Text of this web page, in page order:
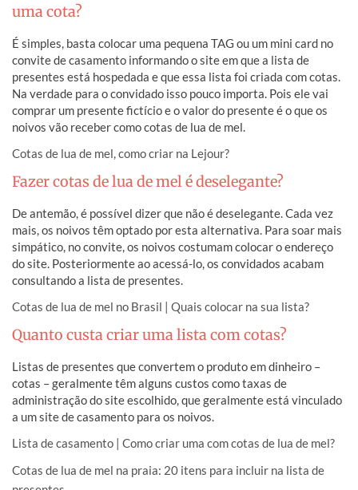
uma cota?
É simples, basta colocar uma pequena TAG ou um mini card no
convite de casamento informando o site em que a lista de
presentes está hospedada e que essa lista foi criada com cotas.
Na verdade para o convidado isso pouco importa. Pois ele vai
comprar um presente fictício e o valor do presente é o que os
noivos vão receber como cotas de lua de mel.
Cotas de lua de mel, como criar na Lejour?
Fazer cotas de lua de mel é deselegante?
De antemão, é possível dizer que não é deselegante. Cada vez
mais, os noivos têm optado por esta alternativa. Para soar mais
simpático, no convite, os noivos costumam colocar o endereço
do site. Posteriormente ao acessá-lo, os convidados acabam
consultando a lista de presentes.
Cotas de lua de mel no Brasil | Quais colocar na sua lista?
Quanto custa criar uma lista com cotas?
Listas de presentes que convertem o produto em dinheiro –
cotas – geralmente têm alguns custos como taxas de
administração do site escolhido, que geralmente está vinculado
a um site de casamento para os noivos.
Lista de casamento | Como criar uma com cotas de lua de mel?
Cotas de lua de mel na praia: 20 itens para incluir na lista de